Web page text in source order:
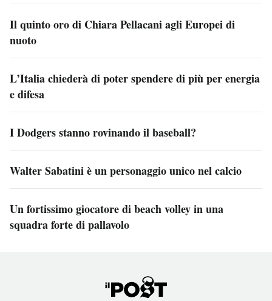
Il quinto oro di Chiara Pellacani agli Europei di
nuoto
L’Italia chiederà di poter spendere di più per energia
e difesa
I Dodgers stanno rovinando il baseball?
Walter Sabatini è un personaggio unico nel calcio
Un fortissimo giocatore di beach volley in una
squadra forte di pallavolo